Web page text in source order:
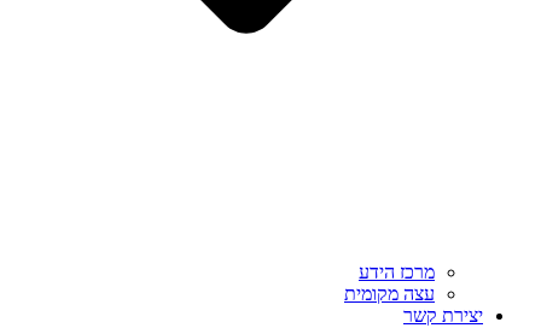
מרכז הידע
עצה מקומית
יצירת קשר